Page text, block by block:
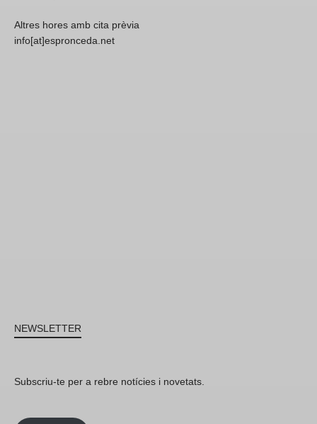
Altres hores amb cita prèvia
info[at]espronceda.net
NEWSLETTER
Subscriu-te per a rebre notícies i novetats.